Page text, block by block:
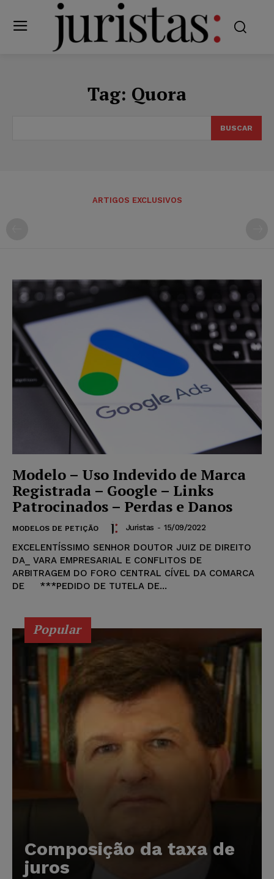
Tag: Quora
BUSCAR
ARTIGOS EXCLUSIVOS
Modelo – Uso Indevido de Marca
Registrada – Google – Links
Patrocinados – Perdas e Danos
MODELOS DE PETIÇÃO Juristas - 15/09/2022
EXCELENTÍSSIMO SENHOR DOUTOR JUIZ DE DIREITO
DA_ VARA EMPRESARIAL E CONFLITOS DE
ARBITRAGEM DO FORO CENTRAL CÍVEL DA COMARCA
DE ***PEDIDO DE TUTELA DE...
Popular
Composição da taxa de
juros